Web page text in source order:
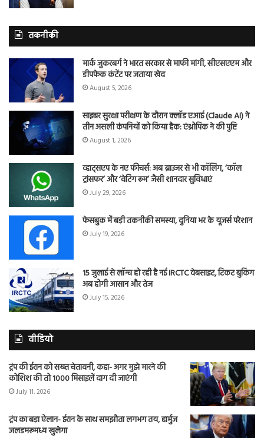
तकनीकी
मार्क जुकरबर्ग ने भारत सरकार से माफी मांगी, सीएसएएम और
डीपफेक कंटेंट पर जताया खेद
August 5, 2026
साइबर सुरक्षा परीक्षण के दौरान क्लॉड एआई (Claude AI) ने
तीन असली कंपनियों को किया हैक: एंथ्रोपिक ने की पुष्टि
August 1, 2026
व्हाट्सएप के नए फीचर्स: अब ब्राउजर से भी कॉलिंग, ‘कॉल
ट्रांसफर’ और ‘वेटिंग रूम’ जैसी शानदार सुविधाएं
July 29, 2026
फेसबुक में बड़ी तकनीकी समस्या, दुनिया भर के यूजर्स परेशान
July 19, 2026
15 जुलाई से लॉन्च हो रही है नई IRCTC वेबसाइट, टिकट बुकिंग
अब होगी आसान और तेज
July 15, 2026
वीडियो
ट्रंप की ईरान को सख्त चेतावनी, कहा- अगर मुझे मारने की
कोशिश की तो 1000 मिसाइलें दाग दी जाएंगी
July 11, 2026
ट्रंप का बड़ा ऐलान- ईरान के साथ समझौता लगभग तय, हार्मुज
जलडमरूमध्य खुलेगा